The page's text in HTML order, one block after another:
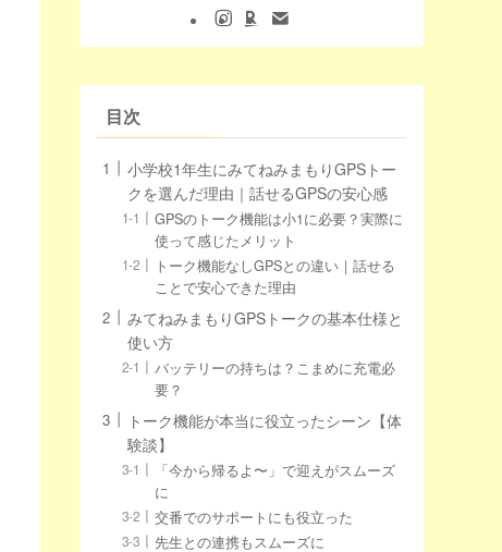
目次
小学校1年生にみてねみまもりGPSトー
クを選んだ理由｜話せるGPSの安心感
GPSのトーク機能は小1に必要？実際に
使って感じたメリット
トーク機能なしGPSとの違い｜話せる
ことで安心できた理由
みてねみまもりGPSトークの基本仕様と
使い方
バッテリーの持ちは？こまめに充電必
要？
トーク機能が本当に役立ったシーン【体
験談】
「今から帰るよ〜」で迎えがスムーズ
に
交番でのサポートにも役立った
先生との連携もスムーズに